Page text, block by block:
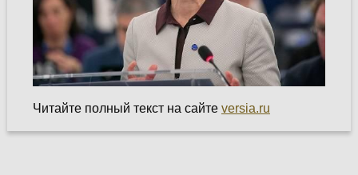
Читайте полный текст на сайте versia.ru